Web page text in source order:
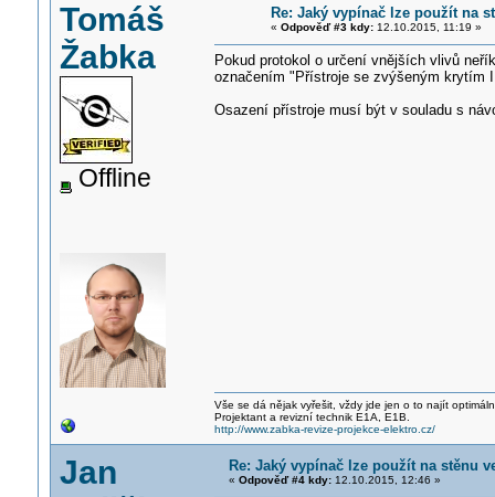
Tomáš
Žabka
Offline
Re: Jaký vypínač lze použít na
« Odpověď #3 kdy:12.10.2015, 11:19 »
Pokud protokol o určení vnějších vlivů
označením "Přístroje se zvýšeným krytím
Osazení přístroje musí být v souladu s
Vše se dá nějak vyřešit, vždy jde jen o to najít
Projektant a revizní technik E1A, E1B.
http://www.zabka-revize-projekce-elektro.cz/
Jan
Re: Jaký vypínač lze použít na stěnu
« Odpověď #4 kdy:12.10.2015, 12:46 »